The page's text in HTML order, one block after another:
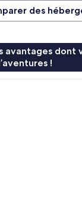
295 €
des
avantages dont
!